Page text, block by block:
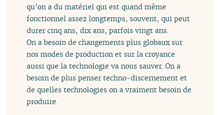
qu’on a du matériel qui est quand même
fonctionnel assez longtemps, souvent, qui peut
durer cinq ans, dix ans, parfois vingt ans.
On a besoin de changements plus globaux sur
nos modes de production et sur la croyance
aussi que la technologie va nous sauver. On a
besoin de plus penser techno-discernement et
de quelles technologies on a vraiment besoin de
produire.